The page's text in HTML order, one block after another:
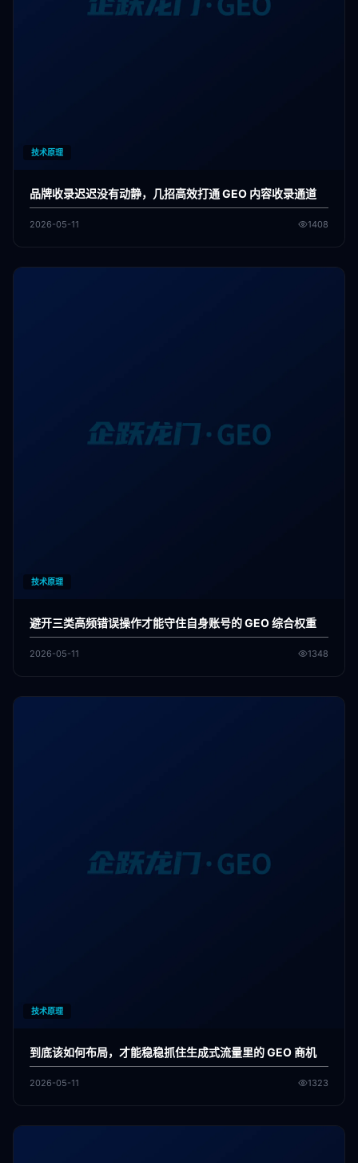
技术原理
品牌收录迟迟没有动静，几招高效打通 GEO 内容收录通道
2026-05-11 1408
技术原理
避开三类高频错误操作才能守住自身账号的 GEO 综合权重
2026-05-11 1348
技术原理
到底该如何布局，才能稳稳抓住生成式流量里的 GEO 商机
2026-05-11 1323